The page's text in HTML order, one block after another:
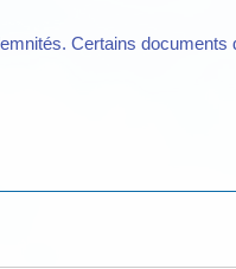
Certains